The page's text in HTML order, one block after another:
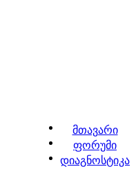
მთავარი
ფორუმი
დიაგნოსტიკა